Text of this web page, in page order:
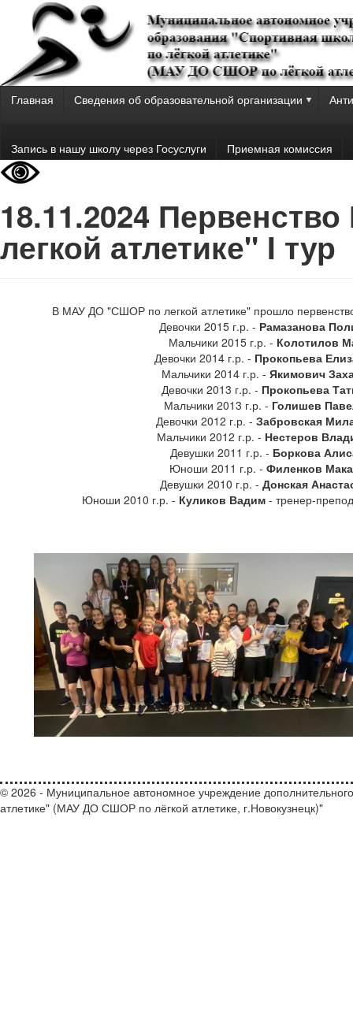
Главная Сведения об образовательной организации
Запись в нашу школу через Госуслуги Приемная комиссия
18.11.2024
легкой атлетике" I тур
В МАУ ДО "СШОР по легкой атлетике" прошло
Девочки 2015 г.р. - Рамазанова
Мальчики 2015 г.р. - Колотилов
Девочки 2014 г.р. - Прокопьева
Мальчики 2014 г.р. -Якимович
Девочки 2013 г.р. - Прокопьева
Мальчики 2013 г.р. - Голишев
Девочки 2012 г.р. - Забровская
Мальчики 2012 г.р. - Нестеров
Девушки 2011 г.р. - Боркова
Юноши 2011 г.р. - Филенков
Девушки 2010 г.р. - Донская
Юноши 2010 г.р. - Куликов Вадим - тренер-
© 2026 - Муниципальное автономное учреждение
атлетике" (МАУ ДО СШОР по лёгкой атлетике, г.Новокузнецк)"